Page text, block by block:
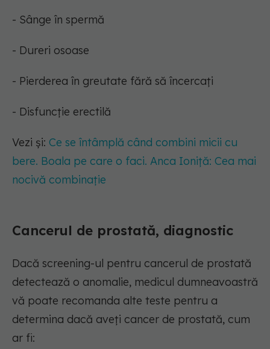
- Sânge în spermă
- Dureri osoase
- Pierderea în greutate fără să încercați
- Disfuncție erectilă
Vezi și: Ce se întâmplă când combini micii cu
bere. Boala pe care o faci. Anca Ioniță: Cea mai
nocivă combinație
Cancerul de prostată, diagnostic
Dacă screening-ul pentru cancerul de prostată
detectează o anomalie, medicul dumneavoastră
vă poate recomanda alte teste pentru a
determina dacă aveți cancer de prostată, cum
ar fi: